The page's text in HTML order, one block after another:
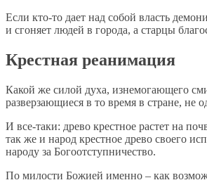
Если кто-то дает над собой власть
и сгоняет людей в города, а старцы
Крестная реанимация
Какой же силой духа, изнемогающего
разверзающиеся в то время в стране, не
И все-таки: древо крестное растет на
так же и народ крестное древо своего
народу за Богоотступничество.
По милости Божией именно – как